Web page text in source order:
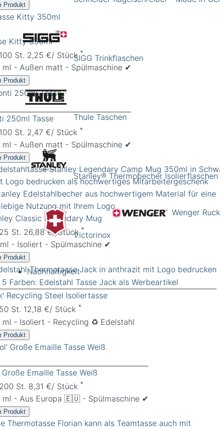
SIGG Trinkflaschen
Thule Taschen
Stanley® Thermobecher Isolierflaschen
Victorinox
Wenger
Nachhaltigkeit
Produkt
Kitty 350ml
St. 2,25 €/ Stück*
ml - Außen matt - Spülmaschine ✔︎
Produkt
250ml Tasse
St. 2,47 €/ Stück *
ml - Außen matt - Spülmaschine ✔︎
Produkt
Classic Legendary Mug
St. 26,88 €/ Stück*
- Isoliert - Spülmaschine ✔︎
Produkt
Recycling Steel Isoliertasse
St. 12,18 €/ Stück *
ml - Isoliert - Recycling ♻️ Edelstahl
Produkt
Große Emaille Tasse Weiß
St. 8,31 €/ Stück *
ml - Aus Europa 🇪🇺 - Spülmaschine ✔︎
Produkt